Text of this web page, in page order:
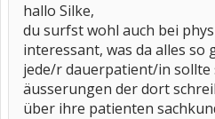
hallo Silke,
du surfst wohl auch bei
interessant, was da alles so
jede/r dauerpatient/in sollte
äusserungen der dort
über ihre patienten